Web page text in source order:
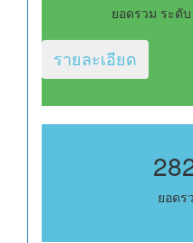
ยอดรวม ระดั
รายละเอียด
ยอดร